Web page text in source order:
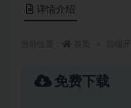
详情介绍
免费下载